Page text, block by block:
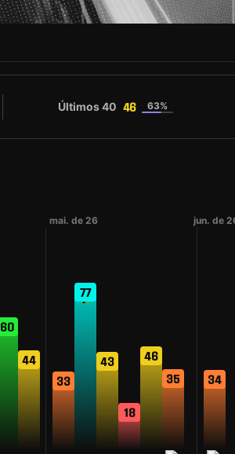
Últimos 40 46 63%
60
44
mai. de 26
33
77
43
18
46
35
jun. de
34